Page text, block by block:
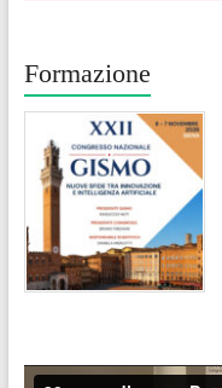
Formazione
Video